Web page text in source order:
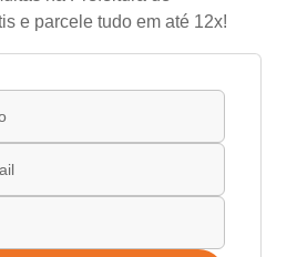
e parcele tudo em até 12x!